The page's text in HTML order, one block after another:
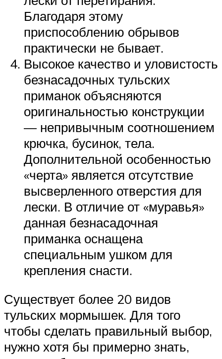
Благодаря этому
приспособлению обрывов
практически не бывает.
Высокое качество и уловистость
безнасадочных тульских
приманок объясняются
оригинальностью конструкции
— непривычным соотношением
крючка, бусинок, тела.
Дополнительной особенностью
«черта» является отсутствие
высверленного отверстия для
лески. В отличие от «муравья»
данная безнасадочная
приманка оснащена
специальным ушком для
крепления снасти.
Существует более 20 видов
тульских мормышек. Для того
чтобы сделать правильный выбор,
нужно хотя бы примерно знать,